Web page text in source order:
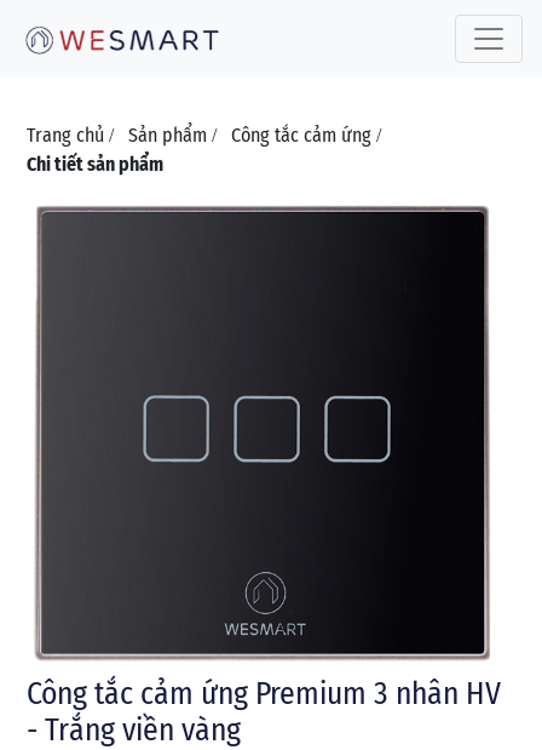
Trang chủ / Sản phẩm / Công tắc cảm ứng /
Chi tiết sản phẩm
Công tắc cảm ứng Premium 3 nhân HV
- Trắng viền vàng